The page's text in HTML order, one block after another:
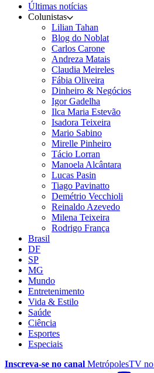
Últimas notícias
Colunistas
Lilian Tahan
Blog do Noblat
Carlos Carone
Andreza Matais
Claudia Meireles
Fábia Oliveira
Dinheiro & Negócios
Igor Gadelha
Ilca Maria Estevão
Isadora Teixeira
Mario Sabino
Mirelle Pinheiro
Tácio Lorran
Manoela Alcântara
Lucas Pasin
Tiago Pavinatto
Demétrio Vecchioli
Reinaldo Azevedo
Milena Teixeira
Rodrigo França
Brasil
DF
SP
MG
Mundo
Entretenimento
Vida & Estilo
Saúde
Ciência
Esportes
Especiais
Inscreva-se no canal MetrópolesTV no